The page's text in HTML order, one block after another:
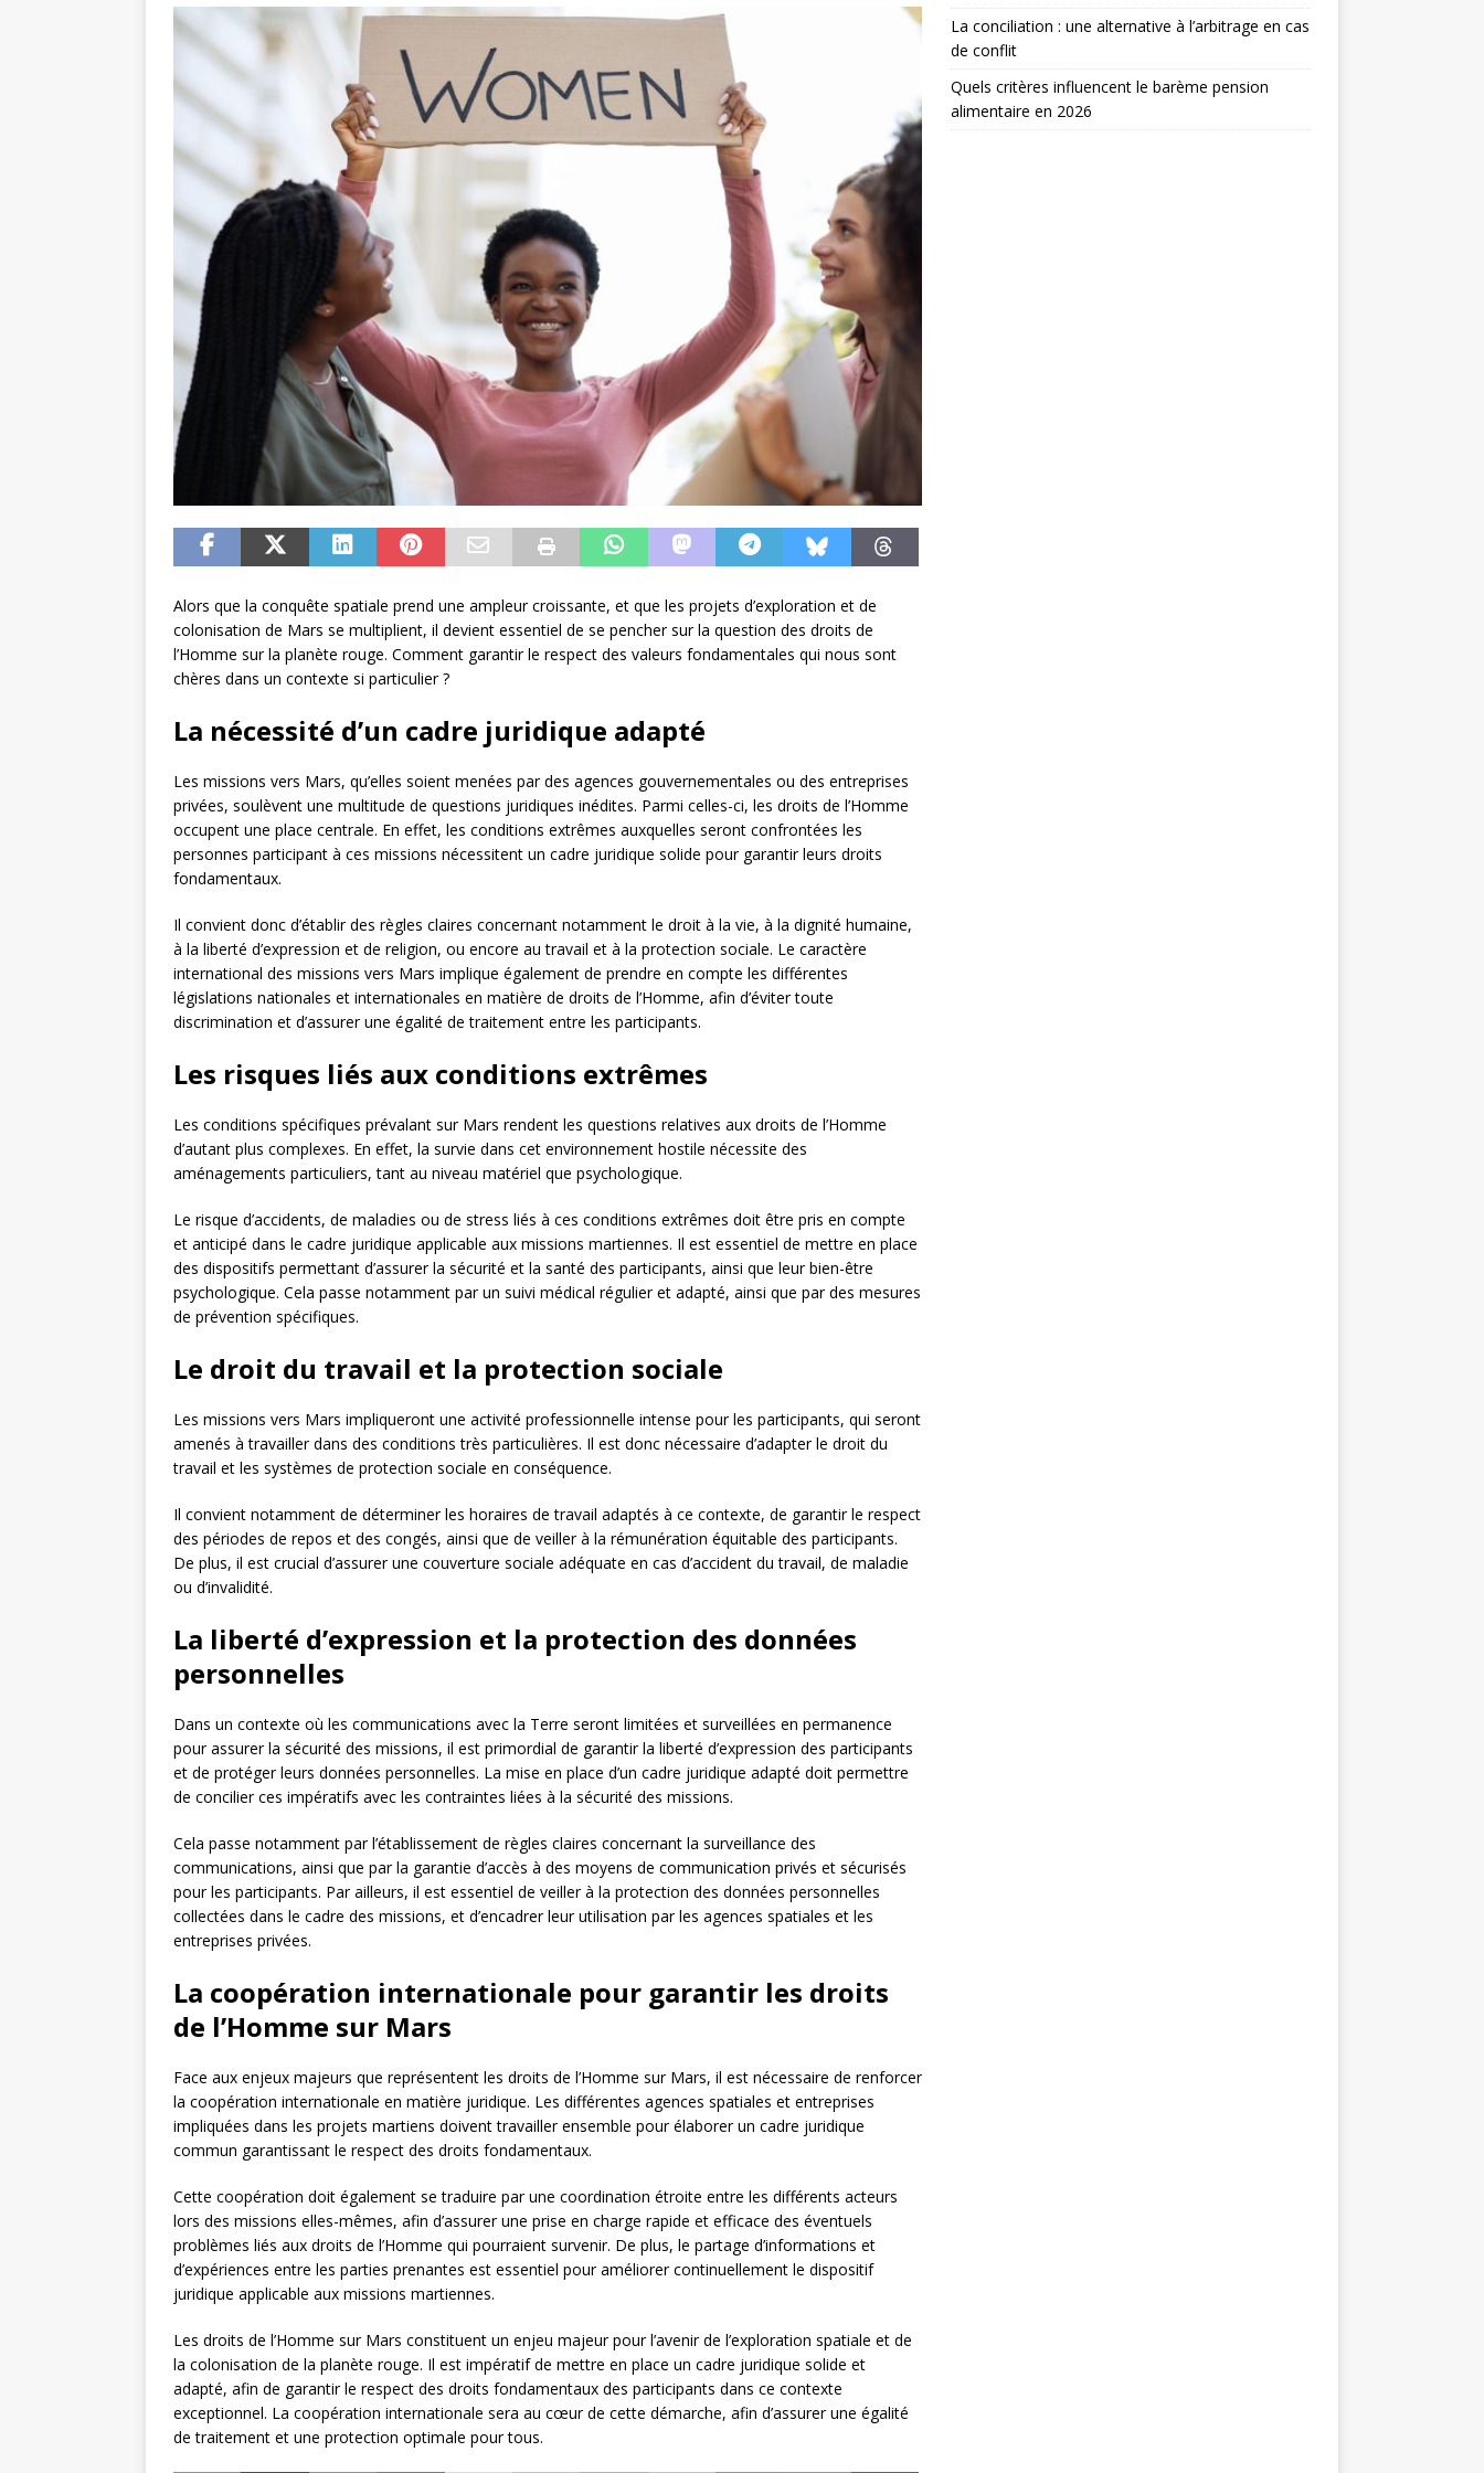
Alors que la conquête spatiale prend une ampleur croissante, et que les projets d’exploration et de
colonisation de Mars se multiplient, il devient essentiel de se pencher sur la question des droits de
l’Homme sur la planète rouge. Comment garantir le respect des valeurs fondamentales qui nous sont
chères dans un contexte si particulier ?
La nécessité d’un cadre juridique adapté
Les missions vers Mars, qu’elles soient menées par des agences gouvernementales ou des entreprises
privées, soulèvent une multitude de questions juridiques inédites. Parmi celles-ci, les droits de l’Homme
occupent une place centrale. En effet, les conditions extrêmes auxquelles seront confrontées les
personnes participant à ces missions nécessitent un cadre juridique solide pour garantir leurs droits
fondamentaux.
Il convient donc d’établir des règles claires concernant notamment le droit à la vie, à la dignité humaine,
à la liberté d’expression et de religion, ou encore au travail et à la protection sociale. Le caractère
international des missions vers Mars implique également de prendre en compte les différentes
législations nationales et internationales en matière de droits de l’Homme, afin d’éviter toute
discrimination et d’assurer une égalité de traitement entre les participants.
Les risques liés aux conditions extrêmes
Les conditions spécifiques prévalant sur Mars rendent les questions relatives aux droits de l’Homme
d’autant plus complexes. En effet, la survie dans cet environnement hostile nécessite des
aménagements particuliers, tant au niveau matériel que psychologique.
Le risque d’accidents, de maladies ou de stress liés à ces conditions extrêmes doit être pris en compte
et anticipé dans le cadre juridique applicable aux missions martiennes. Il est essentiel de mettre en place
des dispositifs permettant d’assurer la sécurité et la santé des participants, ainsi que leur bien-être
psychologique. Cela passe notamment par un suivi médical régulier et adapté, ainsi que par des mesures
de prévention spécifiques.
Le droit du travail et la protection sociale
Les missions vers Mars impliqueront une activité professionnelle intense pour les participants, qui seront
amenés à travailler dans des conditions très particulières. Il est donc nécessaire d’adapter le droit du
travail et les systèmes de protection sociale en conséquence.
Il convient notamment de déterminer les horaires de travail adaptés à ce contexte, de garantir le respect
des périodes de repos et des congés, ainsi que de veiller à la rémunération équitable des participants.
De plus, il est crucial d’assurer une couverture sociale adéquate en cas d’accident du travail, de maladie
ou d’invalidité.
La liberté d’expression et la protection des données
personnelles
Dans un contexte où les communications avec la Terre seront limitées et surveillées en permanence
pour assurer la sécurité des missions, il est primordial de garantir la liberté d’expression des participants
et de protéger leurs données personnelles. La mise en place d’un cadre juridique adapté doit permettre
de concilier ces impératifs avec les contraintes liées à la sécurité des missions.
Cela passe notamment par l’établissement de règles claires concernant la surveillance des
communications, ainsi que par la garantie d’accès à des moyens de communication privés et sécurisés
pour les participants. Par ailleurs, il est essentiel de veiller à la protection des données personnelles
collectées dans le cadre des missions, et d’encadrer leur utilisation par les agences spatiales et les
entreprises privées.
La coopération internationale pour garantir les droits
de l’Homme sur Mars
Face aux enjeux majeurs que représentent les droits de l’Homme sur Mars, il est nécessaire de renforcer
la coopération internationale en matière juridique. Les différentes agences spatiales et entreprises
impliquées dans les projets martiens doivent travailler ensemble pour élaborer un cadre juridique
commun garantissant le respect des droits fondamentaux.
Cette coopération doit également se traduire par une coordination étroite entre les différents acteurs
lors des missions elles-mêmes, afin d’assurer une prise en charge rapide et efficace des éventuels
problèmes liés aux droits de l’Homme qui pourraient survenir. De plus, le partage d’informations et
d’expériences entre les parties prenantes est essentiel pour améliorer continuellement le dispositif
juridique applicable aux missions martiennes.
Les droits de l’Homme sur Mars constituent un enjeu majeur pour l’avenir de l’exploration spatiale et de
la colonisation de la planète rouge. Il est impératif de mettre en place un cadre juridique solide et
adapté, afin de garantir le respect des droits fondamentaux des participants dans ce contexte
exceptionnel. La coopération internationale sera au cœur de cette démarche, afin d’assurer une égalité
de traitement et une protection optimale pour tous.
La conciliation : une alternative à l’arbitrage en cas
de conflit
Quels critères influencent le barème pension
alimentaire en 2026